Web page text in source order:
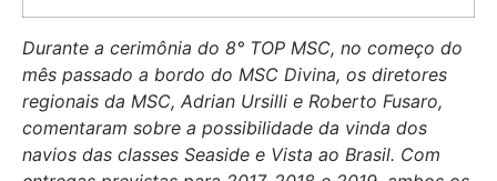
Durante a cerimônia do 8° TOP MSC, no começo do
mês passado a bordo do MSC Divina, os diretores
regionais da MSC, Adrian Ursilli e Roberto Fusaro,
comentaram sobre a possibilidade da vinda dos
navios das classes Seaside e Vista ao Brasil. Com